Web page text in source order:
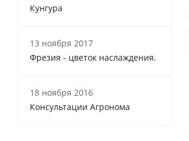
Кунгура
13 ноября 2017
Фрезия - цветок наслаждения.
18 ноября 2016
Консультации Агронома